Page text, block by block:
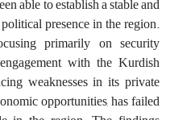
able to establish a stable and
presence in the region.
primarily on security
with the Kurdish
weaknesses in its private
opportunities, has failed